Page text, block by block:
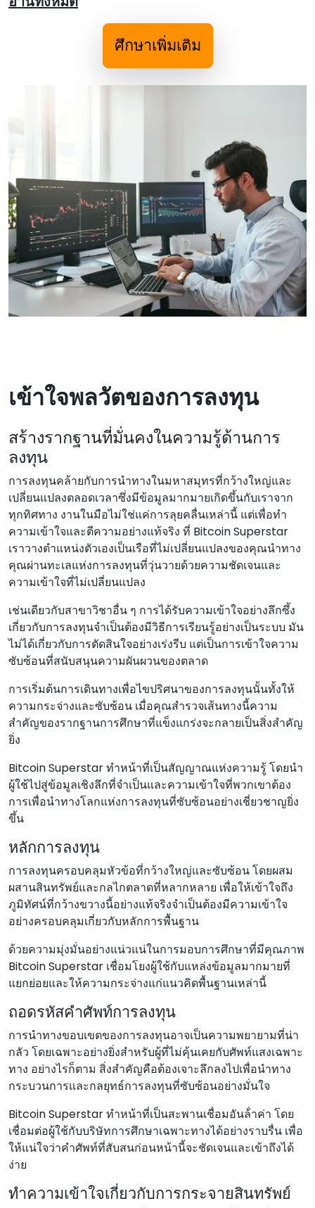
ศึกษาเพิ่มเติม
เข้าใจพลวัตของการลงทุน
สร้างรากฐานที่มั่นคงในความรู้ด้านการ
ลงทุน
การลงทุนคล้ายกับการนําทางในมหาสมุทรที่กว้างใหญ่และ
เปลี่ยนแปลงตลอดเวลาซึ่งมีข้อมูลมากมายเกิดขึ้นกับเราจาก
ทุกทิศทาง งานในมือไม่ใช่แค่การลุยคลื่นเหล่านี้ แต่เพื่อทํา
ความเข้าใจและตีความอย่างแท้จริง ที่ Bitcoin Superstar
เราวางตําแหน่งตัวเองเป็นเรือที่ไม่เปลี่ยนแปลงของคุณนําทาง
คุณผ่านทะเลแห่งการลงทุนที่วุ่นวายด้วยความชัดเจนและ
ความเข้าใจที่ไม่เปลี่ยนแปลง
เช่นเดียวกับสาขาวิชาอื่น ๆ การได้รับความเข้าใจอย่างลึกซึ้ง
เกี่ยวกับการลงทุนจําเป็นต้องมีวิธีการเรียนรู้อย่างเป็นระบบ มัน
ไม่ได้เกี่ยวกับการตัดสินใจอย่างเร่งรีบ แต่เป็นการเข้าใจความ
ซับซ้อนที่สนับสนุนความผันผวนของตลาด
การเริ่มต้นการเดินทางเพื่อไขปริศนาของการลงทุนนั้นทั้งให้
ความกระจ่างและซับซ้อน เมื่อคุณสํารวจเส้นทางนี้ความ
สําคัญของรากฐานการศึกษาที่แข็งแกร่งจะกลายเป็นสิ่งสําคัญ
ยิ่ง
Bitcoin Superstar ทําหน้าที่เป็นสัญญาณแห่งความรู้ โดยนํา
ผู้ใช้ไปสู่ข้อมูลเชิงลึกที่จําเป็นและความเข้าใจที่พวกเขาต้อง
การเพื่อนําทางโลกแห่งการลงทุนที่ซับซ้อนอย่างเชี่ยวชาญยิ่ง
ขึ้น
หลักการลงทุน
การลงทุนครอบคลุมหัวข้อที่กว้างใหญ่และซับซ้อน โดยผสม
ผสานสินทรัพย์และกลไกตลาดที่หลากหลาย เพื่อให้เข้าใจถึง
ภูมิทัศน์ที่กว้างขวางนี้อย่างแท้จริงจําเป็นต้องมีความเข้าใจ
อย่างครอบคลุมเกี่ยวกับหลักการพื้นฐาน
ด้วยความมุ่งมั่นอย่างแน่วแน่ในการมอบการศึกษาที่มีคุณภาพ
Bitcoin Superstar เชื่อมโยงผู้ใช้กับแหล่งข้อมูลมากมายที่
แยกย่อยและให้ความกระจ่างแก่แนวคิดพื้นฐานเหล่านี้
ถอดรหัสคําศัพท์การลงทุน
การนําทางขอบเขตของการลงทุนอาจเป็นความพยายามที่น่า
กลัว โดยเฉพาะอย่างยิ่งสําหรับผู้ที่ไม่คุ้นเคยกับศัพท์แสงเฉพาะ
ทาง อย่างไรก็ตาม สิ่งสําคัญคือต้องเจาะลึกลงไปเพื่อนําทาง
กระบวนการและกลยุทธ์การลงทุนที่ซับซ้อนอย่างมั่นใจ
Bitcoin Superstar ทําหน้าที่เป็นสะพานเชื่อมอันล้ําค่า โดย
เชื่อมต่อผู้ใช้กับบริษัทการศึกษาเฉพาะทางได้อย่างราบรื่น เพื่อ
ให้แน่ใจว่าคําศัพท์ที่สับสนก่อนหน้านี้จะชัดเจนและเข้าถึงได้
ง่าย
ทําความเข้าใจเกี่ยวกับการกระจายสินทรัพย์